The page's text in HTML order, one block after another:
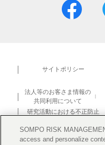
サイトポリシー
法人等のお客さま情報の
共同利用について
研究活動における不正防止
SOMPO RISK
access and personalize